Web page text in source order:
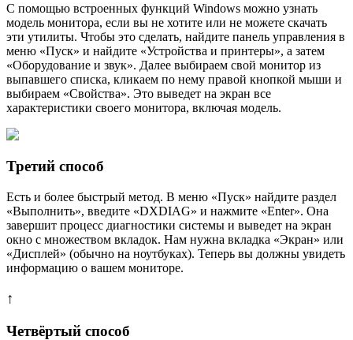
С помощью встроенных функций Windows можно узнать
модель монитора, если вы не хотите или не можете скачать
эти утилиты. Чтобы это сделать, найдите панель управления в
меню «Пуск» и найдите «Устройства и принтеры», а затем
«Оборудование и звук». Далее выбираем свой монитор из
выпавшего списка, кликаем по нему правой кнопкой мыши и
выбираем «Свойства». Это выведет на экран все
характеристики своего монитора, включая модель.
Третий способ
Есть и более быстрый метод. В меню «Пуск» найдите раздел
«Выполнить», введите «DXDIAG» и нажмите «Enter». Она
завершит процесс диагностики системы и выведет на экран
окно с множеством вкладок. Нам нужна вкладка «Экран» или
«Дисплей» (обычно на ноутбуках). Теперь вы должны увидеть
информацию о вашем мониторе.
↑
Четвёртый способ